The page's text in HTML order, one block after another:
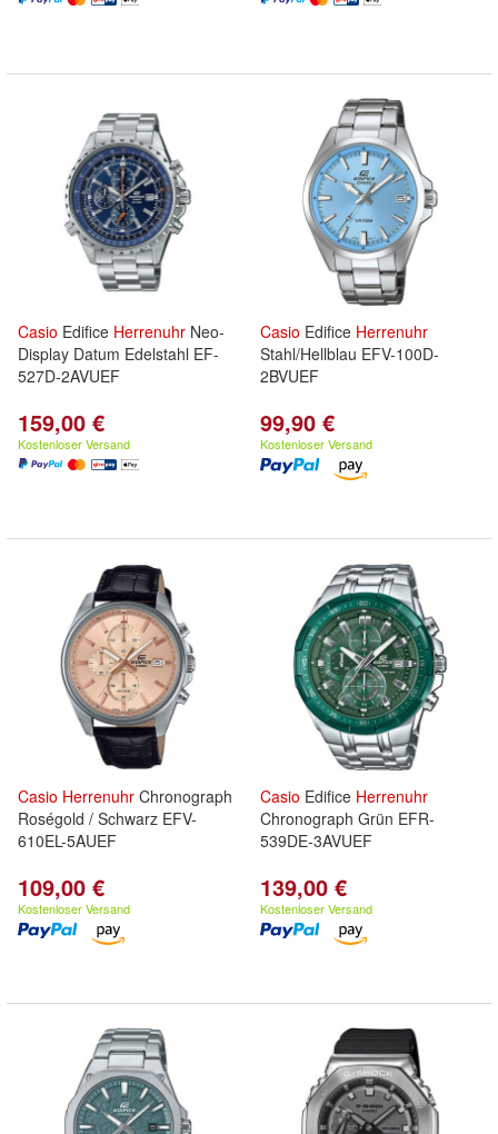
Casio Edifice Herrenuhr Neo-
Display Datum Edelstahl EF-
527D-2AVUEF
159,00 €
Kostenloser Versand
Casio Edifice Herrenuhr
Stahl/Hellblau EFV-100D-
2BVUEF
99,90 €
Kostenloser Versand
Casio Herrenuhr Chronograph
Roségold / Schwarz EFV-
610EL-5AUEF
109,00 €
Kostenloser Versand
Casio Edifice Herrenuhr
Chronograph Grün EFR-
539DE-3AVUEF
139,00 €
Kostenloser Versand